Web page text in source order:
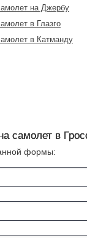
на Джербу
в Глазго
в Катманду
самолет в
формы: